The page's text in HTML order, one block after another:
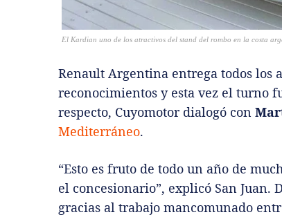
El Kardian uno de los atractivos del stand del rombo en la costa
Renault Argentina entrega todos los
reconocimientos y esta vez el turno
respecto, Cuyomotor dialogó con
Mediterráneo.
“Esto es fruto de todo un año de
el concesionario”, explicó San Juan.
gracias al trabajo mancomunado